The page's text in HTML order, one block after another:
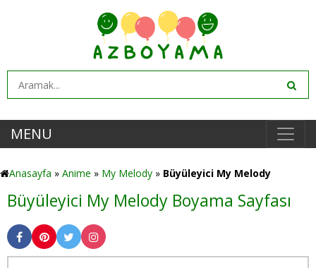
MENU
Anasayfa » Anime » My Melody » Büyüleyici My Melody
Büyüleyici My Melody Boyama Sayfası